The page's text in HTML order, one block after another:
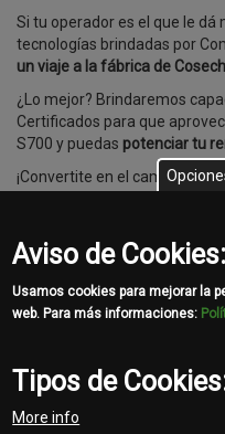
Si tu operador es el que le dá
tecnologías brindadas por
un viaje a la fábrica de
¿Lo mejor? Brindaremos
Certificados para que
S700 y puedas potenciar tu
¡Convertite en el campeón
Fecha de publicación del
Share
Aviso de Cookies:
Usamos cookies para mejorar la
web. Para más informaciones:
Tipos de
More info